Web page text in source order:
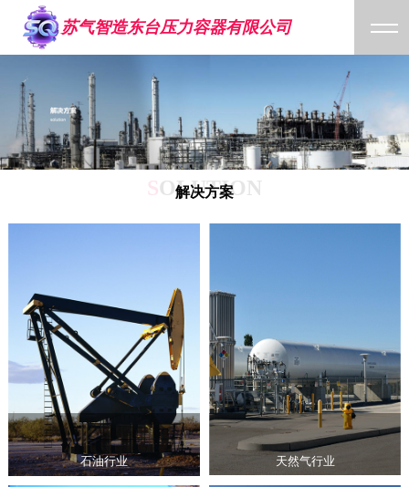
苏气智造东台压力容器有限公司
解决方案
SOLUTION
石油行业 天然气行业